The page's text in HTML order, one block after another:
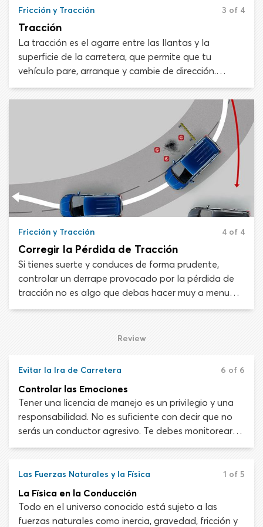
Fricción y Tracción 3 of 4
Tracción
La tracción es el agarre entre las llantas y la
superficie de la carretera, que permite que tu
vehículo pare, arranque y cambie de dirección.
Entender cómo funciona la tracción y qué factores
ambientales pueden disminuirla o mejorarla te
ayudará a mantener un máximo control del vehículo
Fricción y Tracción 4 of 4
Corregir la Pérdida de Tracción
Si tienes suerte y conduces de forma prudente,
controlar un derrape provocado por la pérdida de
tracción no es algo que debas hacer muy a menudo.
Sin embargo, debes entender qué contribuye a la
tener la preparación cuando tu vehículo empieza a
Review
Evitar la Ira de Carretera 6 of 6
Controlar las Emociones
Tener una licencia de manejo es un privilegio y una
responsabilidad. No es suficiente con decir que no
serás un conductor agresivo. Te debes monitorear
continuamente y evitar los comportamientos
La mayoría de los automovilistas creen que no
actuarán agresivamente en la carretera y aún así
muchos conductores terminan haciéndolo de todos
modos.
Las Fuerzas Naturales y la Física 1 of 5
La Física en la Conducción
Todo en el universo conocido está sujeto a las
fuerzas naturales como inercia, gravedad, fricción y